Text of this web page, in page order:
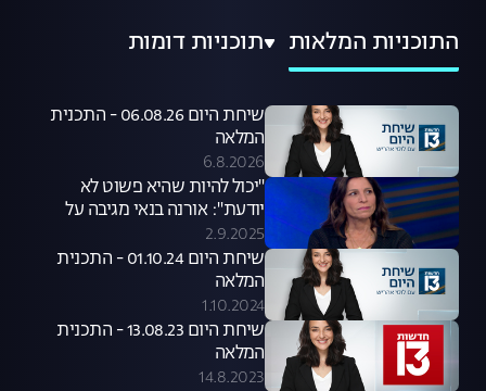
התוכניות המלאות תוכניות דומות
שיחת היום 06.08.26 - התכנית
המלאה
6.8.2026
"יכול להיות שהיא פשוט לא
יודעת": אורנה בנאי מגיבה על
סערת קניית הכלבים שעוררה קרן
פלס
2.9.2025
שיחת היום 01.10.24 - התכנית
המלאה
1.10.2024
שיחת היום 13.08.23 - התכנית
המלאה
14.8.2023